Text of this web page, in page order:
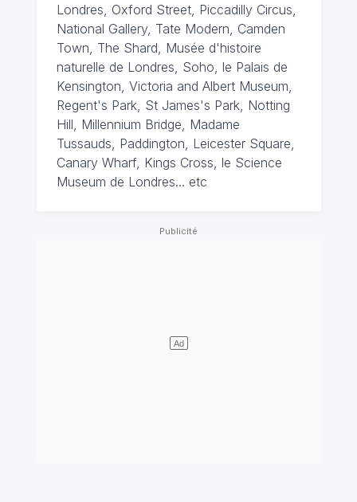
Londres, Oxford Street, Piccadilly Circus,
National Gallery, Tate Modern, Camden
Town, The Shard, Musée d'histoire
naturelle de Londres, Soho, le Palais de
Kensington, Victoria and Albert Museum,
Regent's Park, St James's Park, Notting
Hill, Millennium Bridge, Madame
Tussauds, Paddington, Leicester Square,
Canary Wharf, Kings Cross, le Science
Museum de Londres... etc